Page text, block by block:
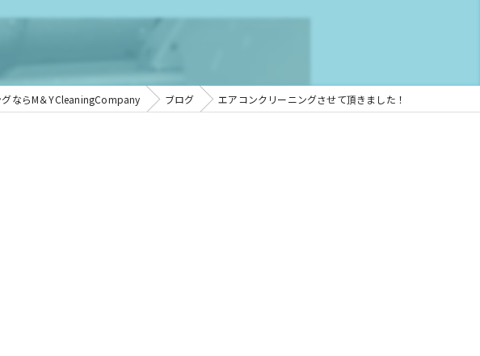
配管
ならM＆YCleaningCompany ブログ エアコンクリーニングさせて頂きました！